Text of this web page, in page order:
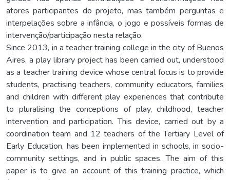
atores participantes do projeto, mas também perguntas e
interpelações sobre a infância, o jogo e possíveis formas de
intervenção/participação nesta relação.
Since 2013, in a teacher training college in the city of Buenos
Aires, a play library project has been carried out, understood
as a teacher training device whose central focus is to provide
students, practising teachers, community educators, families
and children with different play experiences that contribute
to pluralising the conceptions of play, childhood, teacher
intervention and participation. This device, carried out by a
coordination team and 12 teachers of the Tertiary Level of
Early Education, has been implemented in schools, in socio-
community settings, and in public spaces. The aim of this
paper is to give an account of this training practice, which